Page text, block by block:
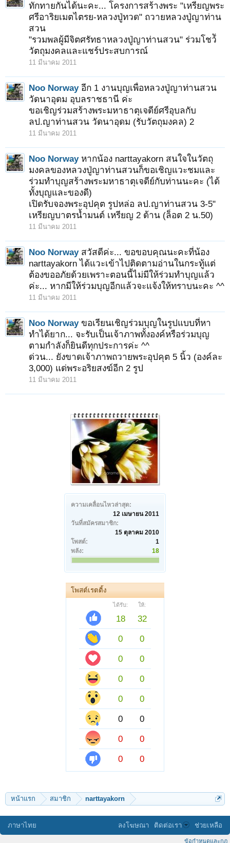
ความเคลื่อนไหวล่าสุด:
12 เมษายน 2011
วันที่สมัครสมาชิก:
15 ตุลาคม 2010
โพสต์:
1
พลัง:
18
โพสต์เรตติ้ง
ได้รับ: ให้:
18
32
0
0
0
0
0
0
0
0
0
0
0
0
0
0
ทักทายกันได้นะคะ... โครงการสร้างพระ "เหรียญพระ
ศรีอาริยเมตไตรย-หลวงปู่ทวด" ถวายหลวงปู่ญาท่าน
สวน
"รวมพลผู้มีจิตศรัทธาหลวงปู่ญาท่านสวน" ร่วมโชว์ั
วัตถุมงคลและแชร์ประสบการณ์
11 มีนาคม 2011
Noo Norway อีก 1 งานบุญเพื่อหลวงปู่ญาท่านสวน
วัดนาอุดม อุบลราชธานี ค่ะ
ขอเชิญร่วมสร้างพระมหาธาตุเจดีย์ศรีอุบลกับ
ลป.ญาท่านสวน วัดนาอุดม (รับวัตถุมงคล) 2
11 มีนาคม 2011
Noo Norway หากน้อง narttayakorn สนใจในวัตถุ
มงคลของหลวงปู่ญาท่านสวนก็ขอเชิญแวะชมและ
ร่วมทำบุญสร้างพระมหาธาตุเจดีย์กับท่านนะคะ (ได้
ทั้งบุญและของดี)
เปิดรับจองพระอุปคุต รูปหล่อ ลป.ญาท่านสวน 3-5"
เหรียญบาตรน้ำมนต์ เหรียญ 2 ด้าน (ล็อต 2 น.50)
11 มีนาคม 2011
Noo Norway สวัสดีค่ะ... ขอขอบคุณนะคะที่น้อง
narttayakorn ได้แวะเข้าไปติดตามอ่านในกระทู้แต่
ต้องขออภัยด้วยเพราะตอนนี้ไม่มีให้ร่วมทำบุญแล้ว
ค่ะ... หากมีให้ร่วมบุญอีกแล้วจะแจ้งให้ทราบนะคะ ^^
11 มีนาคม 2011
Noo Norway ขอเรียนเชิญร่วมบุญในรูปแบบที่หา
ทำได้ยาก... จะรับเป็นเจ้าภาพทั้งองค์หรือร่วมบุญ
ตามกำลังก็ยินดีทุกประการค่ะ ^^
ด่วน... ยังขาดเจ้าภาพถวายพระอุปคุต 5 นิ้ว (องค์ละ
3,000) แด่พระอริยสงฆ์อีก 2 รูป
11 มีนาคม 2011
หน้าแรก สมาชิก narttayakorn
ภาษาไทย ลงโฆษณา ติดต่อเรา ช่วยเหลือ
ข้อกำหนดและกฎ